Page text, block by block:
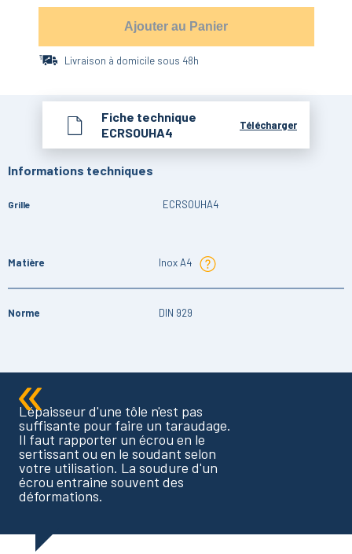
Ajouter au Panier
Livraison à domicile sous 48h
Fiche technique
ECRSOUHA4
Télécharger
Informations techniques
Grille ECRSOUHA4
Matière Inox A4
Norme DIN 929
L'épaisseur d'une tôle n'est pas
suffisante pour faire un taraudage.
Il faut rapporter un écrou en le
sertissant ou en le soudant selon
votre utilisation. La soudure d'un
écrou entraine souvent des
déformations.